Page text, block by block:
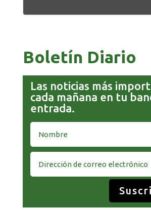
Boletín Diario
Las noticias más
cada mañana en tu
entrada.